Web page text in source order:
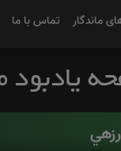
ماندگار تماس با ما